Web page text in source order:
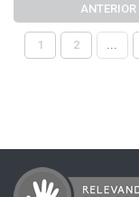
ANTERIOR
1 2